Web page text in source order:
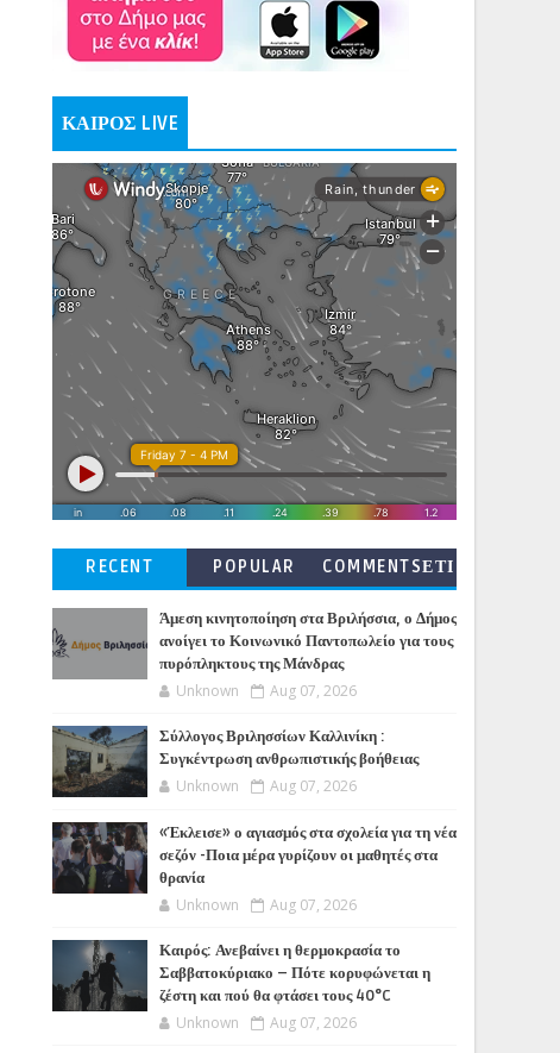
ΚΑΙΡΟΣ LIVE
RECENT POPULAR
COMMENTSΕΤΙ
Άμεση κινητοποίηση στα Βριλήσσια, ο Δήμος
ανοίγει το Κοινωνικό Παντοπωλείο για τους
πυρόπληκτους της Μάνδρας
Unknown Aug 07, 2026
Σύλλογος Βριλησσίων Καλλινίκη :
Συγκέντρωση ανθρωπιστικής βοήθειας
Unknown Aug 07, 2026
«Έκλεισε» ο αγιασμός στα σχολεία για τη νέα
σεζόν -Ποια μέρα γυρίζουν οι μαθητές στα
θρανία
Unknown Aug 07, 2026
Καιρός: Ανεβαίνει η θερμοκρασία το
Σαββατοκύριακο – Πότε κορυφώνεται η
ζέστη και πού θα φτάσει τους 40°C
Unknown Aug 07, 2026